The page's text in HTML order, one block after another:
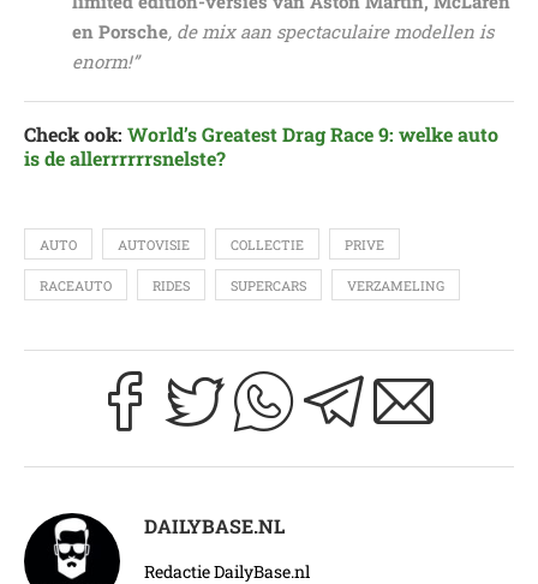
en Porsche, de mix aan spectaculaire modellen is
enorm!”
Check ook: World’s Greatest Drag Race 9: welke auto
is de allerrrrrrsnelste?
AUTO AUTOVISIE COLLECTIE PRIVE
RACEAUTO RIDES SUPERCARS VERZAMELING
DAILYBASE.NL
Redactie DailyBase.nl